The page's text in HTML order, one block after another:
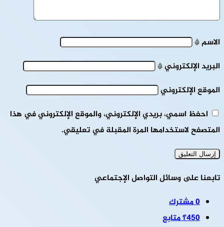
الاسم*
البريد الإلكتروني*
الموقع الإلكتروني
احفظ اسمي، بريدي الإلكتروني، والموقع الإلكتروني في هذا
المتصفح لاستخدامها المرة المقبلة في تعليقي.
تابعنا على وسائل التواصل الإجتماعي
0مشترك
1٬450متابع